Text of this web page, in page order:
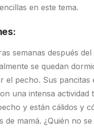
en este tema.
semanas después
se quedan
el pecho. Sus pancitas
una intensa actividad
y están cálidos y
de mamá. ¿Quién no